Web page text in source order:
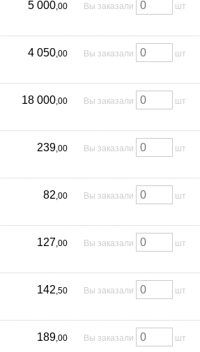
5 000,00 Вы заказали шт
4 050,00 Вы заказали шт
18 000,00 Вы заказали шт
239,00 Вы заказали шт
82,00 Вы заказали шт
127,00 Вы заказали шт
142,50 Вы заказали шт
189,00 Вы заказали шт